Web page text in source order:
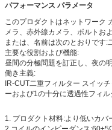
パフォーマンス パラメータ
このプロダクトはネットワーク
メラ、赤外線カメラ、ボルトお
または、名前は次のとおりです:
主要な役割および機能:
昼間の分極問題を訂正し、夜の
働き主義:
IR-CUT二重フィルター スイッ
ーおよび1の十分に透過性フィ
1. プロダクト材料:より低いカ